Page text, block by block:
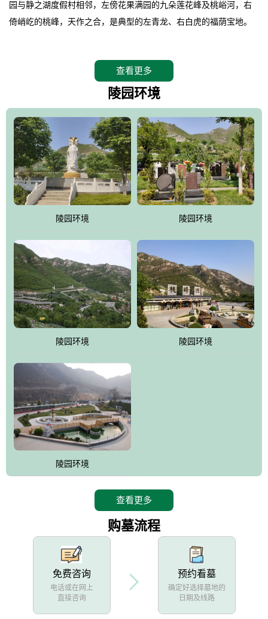
园与静之湖度假村相邻，左傍花果满园的九朵莲花峰及桃峪河，右
倚峭屹的桃峰，天作之合，是典型的左青龙、右白虎的福荫宝地。
师亲临园区指导，他认为“这里紧挨明十三陵，三面环山，坐北朝
南，地形极佳，地理位置得天独厚。”并感叹的说出了桃峰陵园是“人
生后花园，子孙福荫地”。
。
相传观音菩萨曾在九朵莲花峰上打坐品桃，并将桃核植于此谷，至
今这里的桃柿满园，故桃峰因此而得名。
。
桃峰园靠近京城，远离尘嚣，保持着相对原始的生态环境，飞鸟、
野兔、松鼠、山鸡随处可见，是人与自然和谐共处的佳境，是安息
逝者、感悟生命的圣地。
。
江河大地存忠骨，哀歌悲泪悼英灵。墓区依山就势，排列井然。福
寿苑尽展大家风范，名人在这里志铭，艺术在这里升华，军魂苑铭
刻着军人不朽的丰功伟绩，记载着将士辉煌的戎马生涯，尽显人生
个性;吉祥苑一派福禄祥和，长眠者在这里演绎着生命的永恒和再现;
如意苑尽现了逝者的宿愿和亲人们绵绵哀情及无尽孝意...
为抗日和解放战争期间流血牺牲的烈士新建一座革命烈士陵园，无
偿建墓立碑。建成后的烈士陵园将成为昌平区党员及各所学校的爱
国主义教育基地。
查看更多
陵园环境
陵园环境 陵园环境
陵园环境 陵园环境
陵园环境
查看更多
购墓流程
免费咨询
电话或在网上
直接咨询
预约看墓
确定好选择墓地的
日期及线路